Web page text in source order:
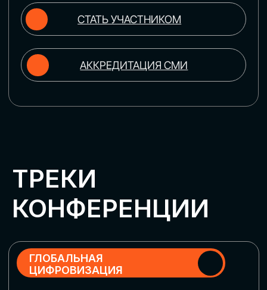
ЦИФРОВИЗАЦИЯ
МАРКЕТИНГА И ПРОДАЖ
Обменяемся опытом, какие ИИ-решения
в маркетинге и продажах наиболее
рекламными кампаниями показывают
наибольшую эффективность
комплексные решения для роста
производительности и кейсы
оптимизации процессов найма,
развития, оценки и удержания
ЦИФРОВИЗАЦИЯ
КЛИЕНТСКОГО СЕРВИСА
Разберем кейсы в сфере цифровизации